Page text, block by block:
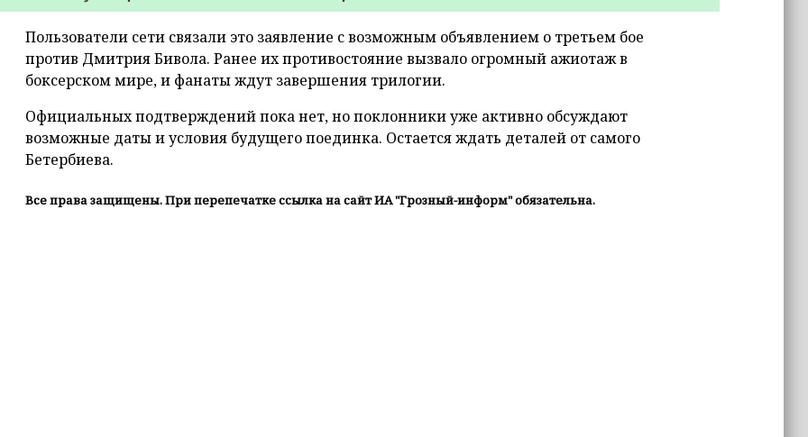
Пользователи сети связали это заявление с возможным объявлением о третьем бое
против Дмитрия Бивола. Ранее их противостояние вызвало огромный ажиотаж в
боксерском мире, и фанаты ждут завершения трилогии.
Официальных подтверждений пока нет, но поклонники уже активно обсуждают
возможные даты и условия будущего поединка. Остается ждать деталей от самого
Бетербиева.
Все права защищены. При перепечатке ссылка на сайт ИА "Грозный-информ" обязательна.